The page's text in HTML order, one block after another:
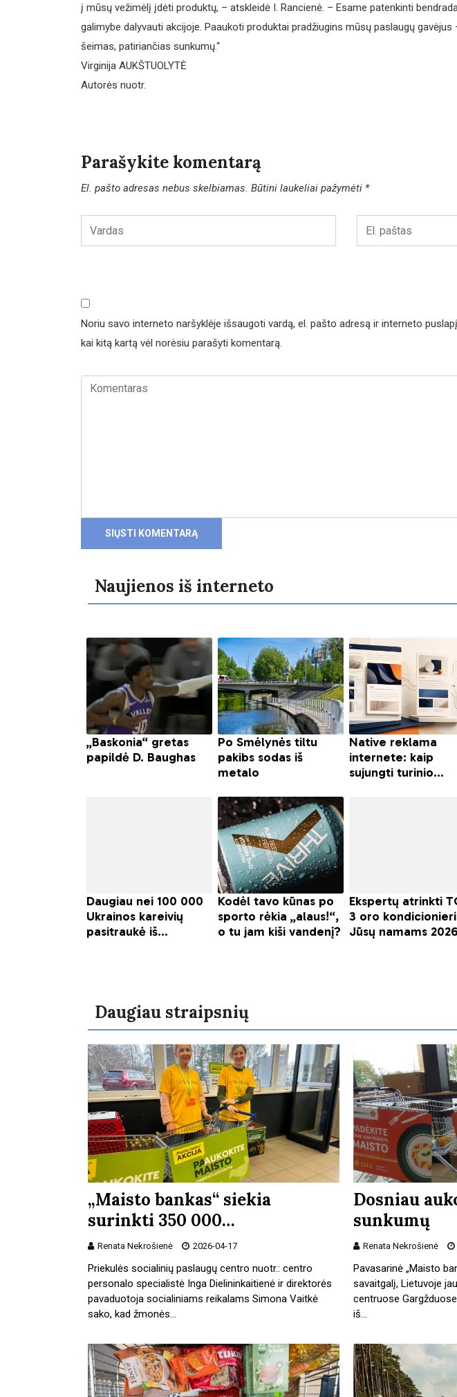
į mūsų vežimėlį įdėti produktų, – atskleidė I. Rancienė. – Esame patenkinti
galimybe dalyvauti akcijoje. Paaukoti produktai pradžiugins mūsų paslaugų
šeimas, patiriančias sunkumų.“
Virginija AUKŠTUOLYTĖ
Autorės nuotr.
Parašykite komentarą
El. pašto adresas nebus skelbiamas. Būtini laukeliai pažymėti *
Noriu savo interneto naršyklėje išsaugoti vardą, el. pašto adresą ir interneto
kai kitą kartą vėl norėsiu parašyti komentarą.
Naujienos iš interneto
Daugiau straipsnių
„Maisto bankas“ siekia
surinkti 350 000…
Renata Nekrošienė 2026-04-17
Priekulės socialinių paslaugų centro nuotr.: centro
personalo specialistė Inga Dielininkaitienė ir direktorės
pavaduotoja socialiniams reikalams Simona Vaitkė
sako, kad žmonės…
Dosniau
sunkumų
Renata Nekrošienė
Pavasarinė „Maisto
savaitgalį, Lietuvoje
centruose
iš…